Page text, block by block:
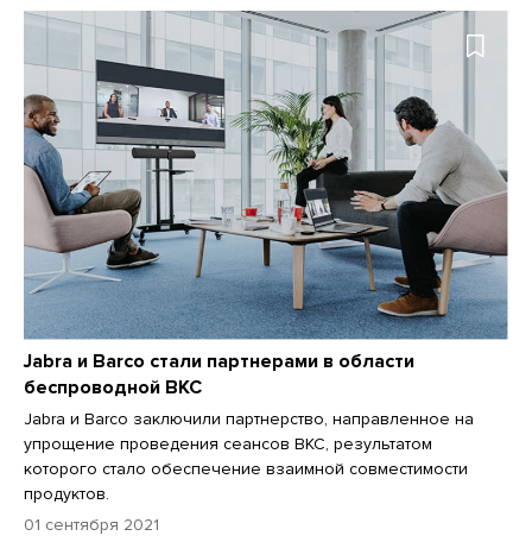
Jabra и Barco стали партнерами в области
беспроводной ВКС
Jabra и Barco заключили партнерство, направленное на
упрощение проведения сеансов ВКС, результатом
которого стало обеспечение взаимной совместимости
продуктов.
01 сентября 2021